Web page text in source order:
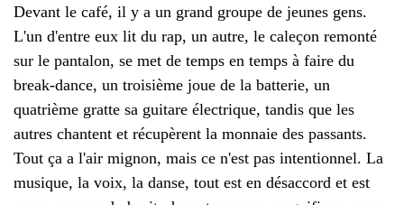
Devant le café, il y a un grand groupe de jeunes gens.
L'un d'entre eux lit du rap, un autre, le caleçon remonté
sur le pantalon, se met de temps en temps à faire du
break-dance, un troisième joue de la batterie, un
quatrième gratte sa guitare électrique, tandis que les
autres chantent et récupèrent la monnaie des passants.
Tout ça a l'air mignon, mais ce n'est pas intentionnel. La
musique, la voix, la danse, tout est en désaccord et est